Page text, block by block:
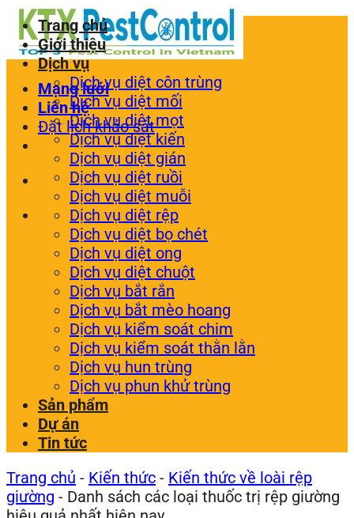
Mạng lưới
Liên hệ
Đặt lịch khảo sát
Trang chủ
Giới thiệu
Dịch vụ
Dịch vụ diệt côn trùng
Dịch vụ diệt mối
Dịch vụ diệt mọt
Dịch vụ diệt kiến
Dịch vụ diệt gián
Dịch vụ diệt ruồi
Dịch vụ diệt muỗi
Dịch vụ diệt rệp
Dịch vụ diệt bọ chét
Dịch vụ diệt ong
Dịch vụ diệt chuột
Dịch vụ bắt rắn
Dịch vụ bắt mèo hoang
Dịch vụ kiểm soát chim
Dịch vụ kiểm soát thằn lằn
Dịch vụ hun trùng
Dịch vụ phun khử trùng
Sản phẩm
Dự án
Tin tức
Trang chủ - Kiến thức - Kiến thức về loài rệp
giường - Danh sách các loại thuốc trị rệp giường